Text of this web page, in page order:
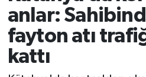
anlar:
fayton atı
kattı
Eğitim
Ekonomi
Tüm Manşetler
Son Dakika Haberleri